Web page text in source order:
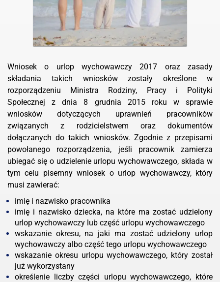
Wniosek o urlop wychowawczy 2017 oraz zasady
składania takich wniosków zostały określone w
rozporządzeniu Ministra Rodziny, Pracy i Polityki
Społecznej z dnia 8 grudnia 2015 roku w sprawie
wniosków dotyczących uprawnień pracowników
związanych z rodzicielstwem oraz dokumentów
dołączanych do takich wniosków. Zgodnie z przepisami
powołanego rozporządzenia, jeśli pracownik zamierza
ubiegać się o udzielenie urlopu wychowawczego, składa w
tym celu pisemny wniosek o urlop wychowawczy, który
musi zawierać:
imię i nazwisko pracownika
imię i nazwisko dziecka, na które ma zostać udzielony
urlop wychowawczy lub część urlopu wychowawczego
wskazanie okresu, na jaki ma zostać udzielony urlop
wychowawczy albo część tego urlopu wychowawczego
wskazanie okresu urlopu wychowawczego, który został
już wykorzystany
określenie liczby części urlopu wychowawczego, które